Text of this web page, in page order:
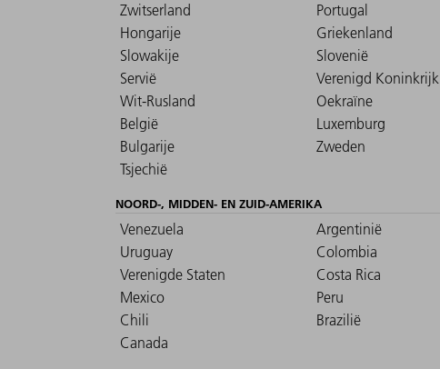
Zwitserland
Portugal
Hongarije
Griekenland
Slowakije
Slovenië
Servië
Verenigd Koninkrijk
Wit-Rusland
Oekraïne
België
Luxemburg
Bulgarije
Zweden
Tsjechië
NOORD-, MIDDEN- EN ZUID-AMERIKA
Venezuela
Argentinië
Uruguay
Colombia
Verenigde Staten
Costa Rica
Mexico
Peru
Chili
Brazilië
Canada